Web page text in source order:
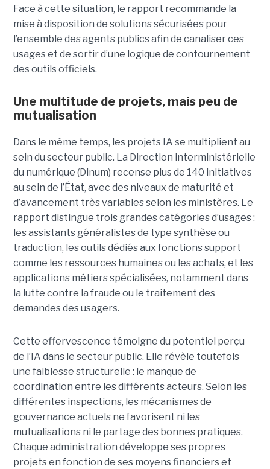
Face à cette situation, le rapport recommande la
mise à disposition de solutions sécurisées pour
l’ensemble des agents publics afin de canaliser ces
usages et de sortir d’une logique de contournement
des outils officiels.
Une multitude de projets, mais peu de
mutualisation
Dans le même temps, les projets IA se multiplient au
sein du secteur public. La Direction interministérielle
du numérique (Dinum) recense plus de 140 initiatives
au sein de l’État, avec des niveaux de maturité et
d’avancement très variables selon les ministères. Le
rapport distingue trois grandes catégories d’usages :
les assistants généralistes de type synthèse ou
traduction, les outils dédiés aux fonctions support
comme les ressources humaines ou les achats, et les
applications métiers spécialisées, notamment dans
la lutte contre la fraude ou le traitement des
demandes des usagers.
Cette effervescence témoigne du potentiel perçu
de l’IA dans le secteur public. Elle révèle toutefois
une faiblesse structurelle : le manque de
coordination entre les différents acteurs. Selon les
différentes inspections, les mécanismes de
gouvernance actuels ne favorisent ni les
mutualisations ni le partage des bonnes pratiques.
Chaque administration développe ses propres
projets en fonction de ses moyens financiers et